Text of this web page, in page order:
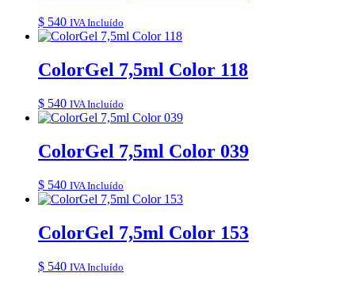
$ 540 IVA Incluído
ColorGel 7,5ml Color 118
$ 540 IVA Incluído
ColorGel 7,5ml Color 039
$ 540 IVA Incluído
ColorGel 7,5ml Color 153
$ 540 IVA Incluído